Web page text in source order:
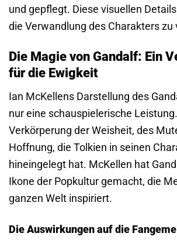
und gepflegt. Diese visuellen
die Verwandlung des Charakters zu
Die Magie von Gandalf: Ein
für die Ewigkeit
Ian McKellens Darstellung des
nur eine schauspielerische
Verkörperung der Weisheit, des
Hoffnung, die Tolkien in seinen
hineingelegt hat. McKellen hat
Ikone der Popkultur gemacht, die
ganzen Welt inspiriert.
Die Auswirkungen auf die